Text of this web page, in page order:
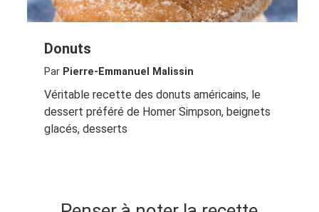
Donuts
Par Pierre-Emmanuel Malissin
Véritable recette des donuts américains, le
dessert préféré de Homer Simpson, beignets
glacés, desserts